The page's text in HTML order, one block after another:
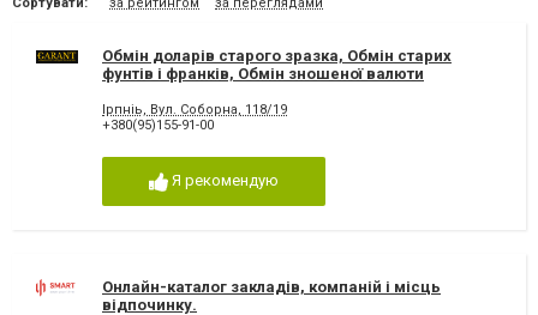
Обмін доларів старого зразка, Обмін старих
фунтів і франків, Обмін зношеної валюти
Ірпніь, Вул. Соборна, 118/19
+380(95)155-91-00
Я рекомендую
Онлайн-каталог закладів, компаній і місць
відпочинку.